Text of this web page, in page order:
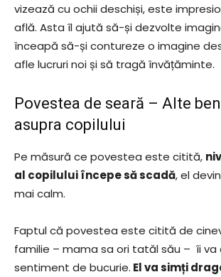
vizează cu ochii deschiși, este
află. Asta îl ajută să-și dezvolte
înceapă să-și contureze o imagine
afle lucruri noi și să tragă învățăminte.
Povestea de seară – Alte
asupra copilului
Pe măsură ce povestea este citită,
al copilului începe să scadă, el
mai calm.
Faptul că povestea este citită de
familie – mama sa ori tatăl său – îi va
sentiment de bucurie. El va simți